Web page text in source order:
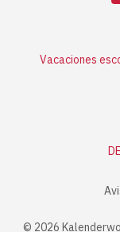
Vacaciones
DE
© 2026